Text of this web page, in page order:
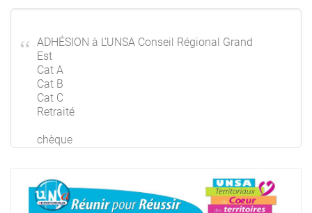
ADHÉSION à L’UNSA Conseil Régional Grand
Est
Cat A
Cat B
Cat C
Retraité
chèque
70€ ou 2 x 35€
35€